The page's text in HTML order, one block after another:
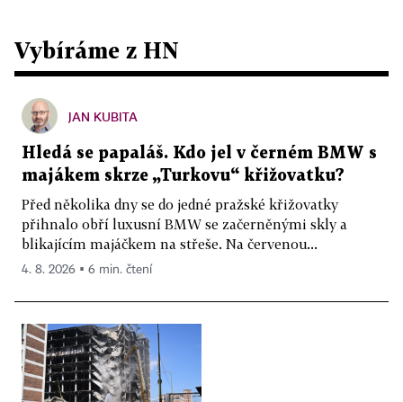
Vybíráme z HN
JAN KUBITA
Hledá se papaláš. Kdo jel v černém BMW s
majákem skrze „Turkovu“ křižovatku?
Před několika dny se do jedné pražské křižovatky
přihnalo obří luxusní BMW se začerněnými skly a
blikajícím majáčkem na střeše. Na červenou...
4. 8. 2026 ▪ 6 min. čtení